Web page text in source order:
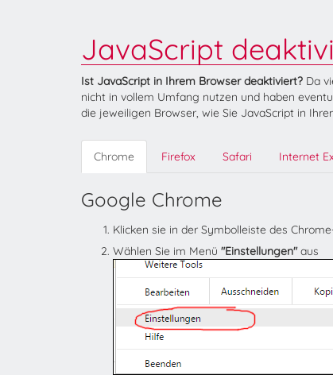
JavaScript
Ist JavaScript in Ihrem Browser deaktiviert? Da
nicht in vollem Umfang nutzen und haben
die jeweiligen Browser, wie Sie JavaScript in
Chrome Firefox Safari Internet
Google Chrome
Klicken sie in der Symbolleiste des
Wählen Sie im Menü "Einstellungen"aus